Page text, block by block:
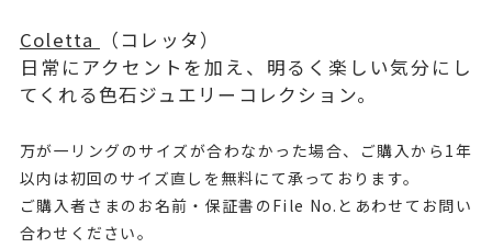
Coletta
（コレッタ）
日常にアクセントを加え、明るく楽しい気分にし
てくれる色石ジュエリーコレクション。
万が一リングのサイズが合わなかった場合、ご購入から1年
以内は初回のサイズ直しを無料にて承っております。
ご購入者さまのお名前・保証書のFile No.とあわせてお問い
合わせください。